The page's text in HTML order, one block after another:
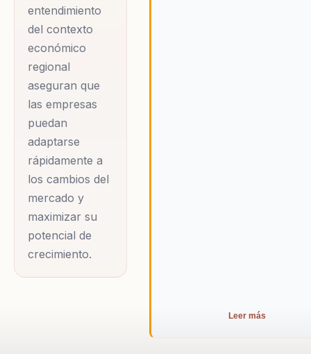
Darío ha sido
contratado por
numerosas
empresas que
buscan beneficiarse
de su habilidad para
transformar la
economía en una
estratégica. Su
enfoque cercano y
profesional ayuda a
los equipos a tomar
entendimiento
del contexto
económico
regional
aseguran que
las empresas
puedan
adaptarse
rápidamente a
los cambios del
mercado y
maximizar su
potencial de
crecimiento.
Leer más